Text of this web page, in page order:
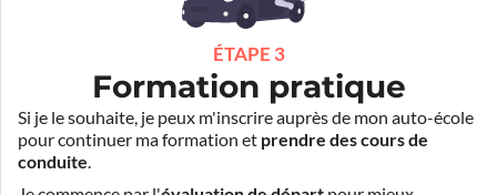
ÉTAPE 3
Formation pratique
Si je le souhaite, je peux m'inscrire auprès de mon auto-école
pour continuer ma formation et prendre des cours de
conduite.